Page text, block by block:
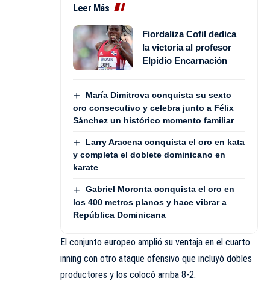
Leer Más
Fiordaliza Cofil dedica
la victoria al profesor
Elpidio Encarnación
María Dimitrova conquista su sexto
oro consecutivo y celebra junto a Félix
Sánchez un histórico momento familiar
Larry Aracena conquista el oro en kata
y completa el doblete dominicano en
karate
Gabriel Moronta conquista el oro en
los 400 metros planos y hace vibrar a
República Dominicana
El conjunto europeo amplió su ventaja en el cuarto
inning con otro ataque ofensivo que incluyó dobles
productores y los colocó arriba 8-2.